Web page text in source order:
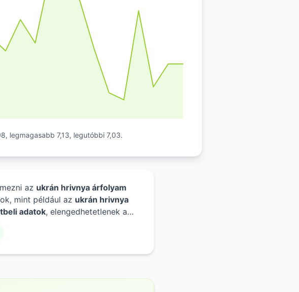
legmagasabb 7,13, legutóbbi 7,03.
az ukrán hrivnya árfolyam
mint például az ukrán hrivnya
adatok, elengedhetetlenek a